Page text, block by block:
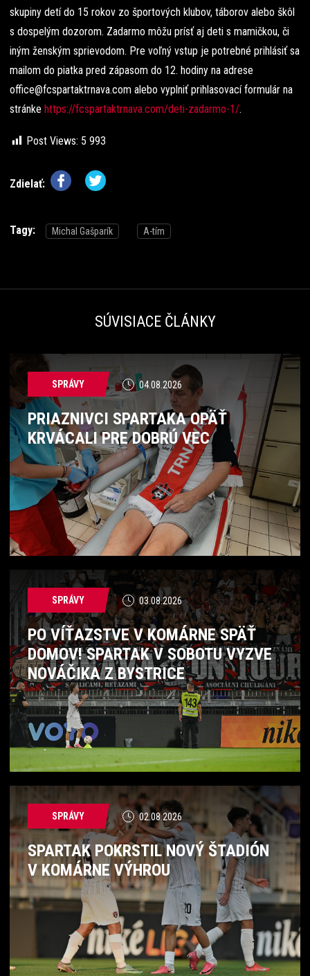
skupiny detí do 15 rokov zo športových klubov, táborov alebo škôl
s dospelým dozorom. Zadarmo môžu prísť aj deti s mamičkou, či
iným ženským sprievodom. Pre voľný vstup je potrebné prihlásiť sa
mailom do piatka pred zápasom do 12. hodiny na adrese
office@fcspartaktrnava.com alebo vyplniť prihlasovací formulár na
stránke https://fcspartaktrnava.com/deti-zadarmo-1/.
Post Views: 5 993
Zdielať:
Tagy: Michal Gašparík A-tím
SÚVISIACE ČLÁNKY
SPRÁVY 04.08.2026
PRIAZNIVCI SPARTAKA OPÄŤ
KRVÁCALI PRE DOBRÚ VEC
SPRÁVY 03.08.2026
PO VÍŤAZSTVE V KOMÁRNE SPÄŤ
DOMOV! SPARTAK V SOBOTU VYZVE
NOVÁČIKA Z BYSTRICE
SPRÁVY 02.08.2026
SPARTAK POKRSTIL NOVÝ ŠTADIÓN
V KOMÁRNE VÝHROU